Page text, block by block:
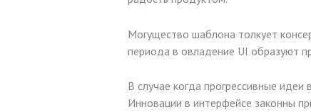
Могущество шаблона толкует
периода в овладение UI образуют
В случае когда прогрессивные идеи
Инновации в интерфейсе законны